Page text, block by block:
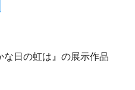
な日の虹は』の展示作品